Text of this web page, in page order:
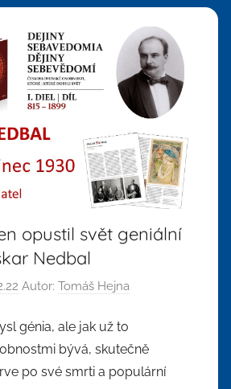
opustil svět geniální
Nedbal
Autor: Tomáš Hejna
génia, ale jak už to
bývá, skutečně
po své smrti a populární